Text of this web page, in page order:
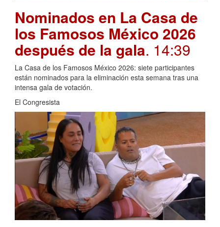
Nominados en La Casa de
los Famosos México 2026
después de la gala. 14:39
La Casa de los Famosos México 2026: siete participantes
están nominados para la eliminación esta semana tras una
intensa gala de votación.
El Congresista